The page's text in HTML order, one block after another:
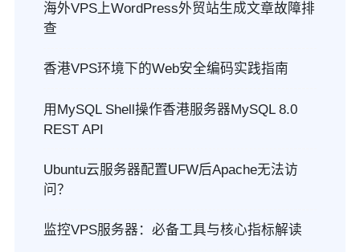
海外VPS上WordPress外贸站生成文章故障排
查
香港VPS环境下的Web安全编码实践指南
用MySQL Shell操作香港服务器MySQL 8.0
REST API
Ubuntu云服务器配置UFW后Apache无法访
问？
监控VPS服务器：必备工具与核心指标解读